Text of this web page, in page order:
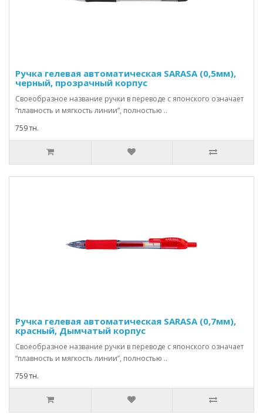
Ручка гелевая автоматическая SARASA (0,5мм),
черный, прозрачный корпус
Своеобразное название ручки в переводе с японского означает
“плавность и мягкость линии”, полностью ..
759 тн.
Ручка гелевая автоматическая SARASA (0,7мм),
красный, Дымчатый корпус
Своеобразное название ручки в переводе с японского означает
“плавность и мягкость линии”, полностью ..
759 тн.